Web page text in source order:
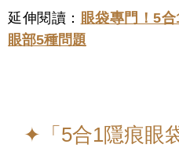
延伸閱讀： 眼袋專門！5
眼部5種問題
✦「5合1隱痕眼